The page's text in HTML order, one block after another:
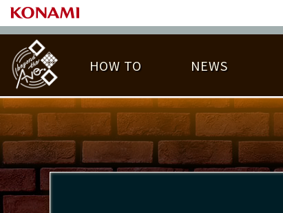
HOW TO NEWS
PLAY DATA TOP
称号 プレ
ライバル一覧
LICENSE HIT CHART